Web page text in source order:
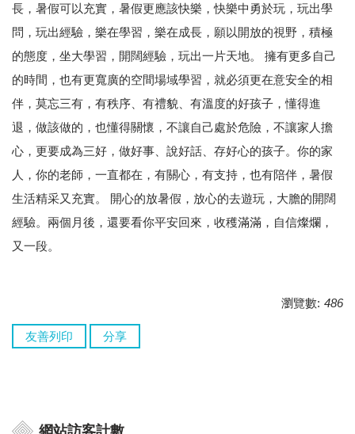
長，暑假可以充實，暑假更應該快樂，快樂中勇於玩，玩出學
問，玩出經驗，樂在學習，樂在成長，願以開放的視野，積極
的態度，坐大學習，開闊經驗，玩出一片天地。 擁有更多自己
的時間，也有更寬廣的空間場域學習，就必須更在意安全的相
伴，莫忘三有，有秩序、有禮貌、有溫度的好孩子，懂得進
退，做該做的，也懂得關懷，不讓自己處於危險，不讓家人擔
心，更要成為三好，做好事、說好話、存好心的孩子。你的家
人，你的老師，一直都在，有關心，有支持，也有陪伴，暑假
生活精采又充實。 開心的放暑假，放心的去遊玩，大膽的開闊
經驗。兩個月後，還要看你平安回來，收穫滿滿，自信燦爛，
又一段。
瀏覽數: 486
友善列印 分享